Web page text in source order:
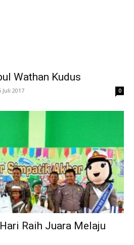
Wathan Kudus
Juli 2017 0
Raih Juara Melaju